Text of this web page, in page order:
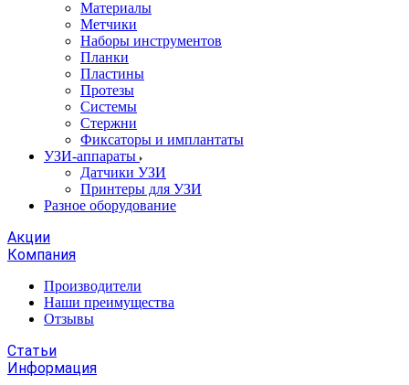
Материалы
Метчики
Наборы инструментов
Планки
Пластины
Протезы
Системы
Стержни
Фиксаторы и имплантаты
УЗИ-аппараты
Датчики УЗИ
Принтеры для УЗИ
Разное оборудование
Акции
Компания
Производители
Наши преимущества
Отзывы
Статьи
Информация